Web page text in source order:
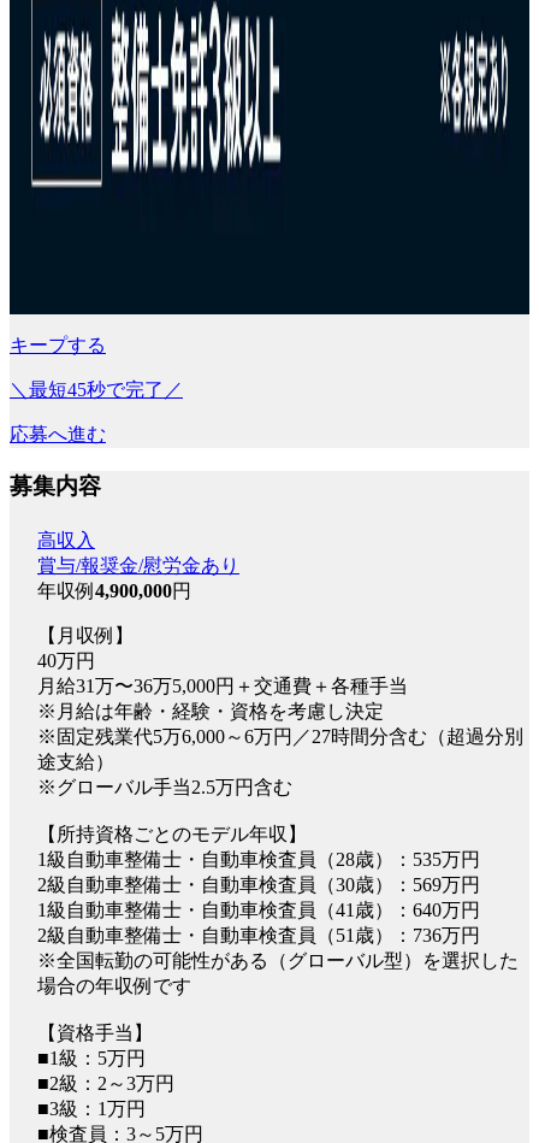
キープする
＼最短45秒で完了／
応募へ進む
募集内容
高収入
賞与/報奨金/慰労金あり
年収例 4,900,000円
【月収例】
40万円
月給31万〜36万5,000円＋交通費＋各種手当
※月給は年齢・経験・資格を考慮し決定
※固定残業代5万6,000～6万円／27時間分含む（超過分別
途支給）
※グローバル手当2.5万円含む
【所持資格ごとのモデル年収】
1級自動車整備士・自動車検査員（28歳）：535万円
2級自動車整備士・自動車検査員（30歳）：569万円
1級自動車整備士・自動車検査員（41歳）：640万円
2級自動車整備士・自動車検査員（51歳）：736万円
※全国転勤の可能性がある（グローバル型）を選択した
場合の年収例です
【資格手当】
■1級：5万円
■2級：2～3万円
■3級：1万円
■検査員：3～5万円